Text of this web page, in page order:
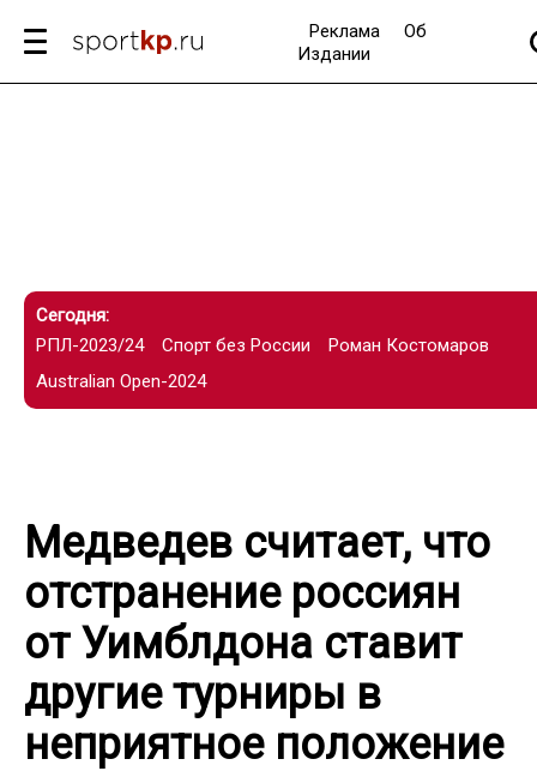
Реклама
Об
Издании
Сегодня:
РПЛ-2023/24
Спорт без России
Роман Костомаров
Australian Open-2024
Медведев считает, что
отстранение россиян
от Уимблдона ставит
другие турниры в
неприятное положение